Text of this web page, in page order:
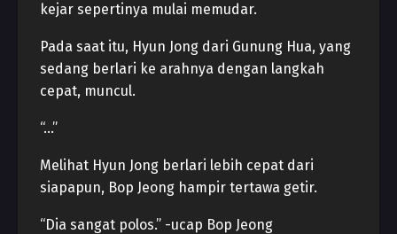
kejar sepertinya mulai memudar.
Pada saat itu, Hyun Jong dari Gunung Hua, yang
sedang berlari ke arahnya dengan langkah
cepat, muncul.
“…”
Melihat Hyun Jong berlari lebih cepat dari
siapapun, Bop Jeong hampir tertawa getir.
“Dia sangat polos.” -ucap Bop Jeong